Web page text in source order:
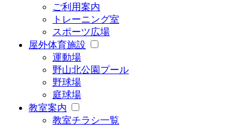
ご利用案内
トレーニング室
スポーツ広場
屋外体育施設
運動場
野山北公園プール
野球場
庭球場
教室案内
教室チラシ一覧